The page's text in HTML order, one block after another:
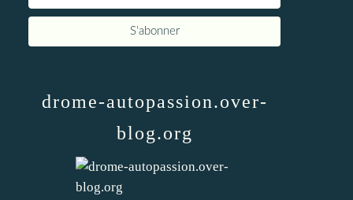
drome-autopassion.over-
blog.org